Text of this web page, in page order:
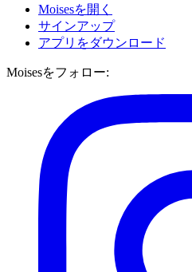
Moisesを開く
サインアップ
アプリをダウンロード
Moisesをフォロー: